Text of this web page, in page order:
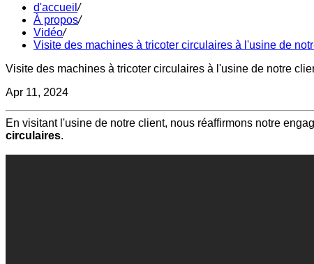
d'accueil/
À propos/
Vidéo/
Visite des machines à tricoter circulaires à l'usine de
Visite des machines à tricoter circulaires à l'usine de notre
Apr 11, 2024
En visitant l'usine de notre client, nous réaffirmons notre
circulaires.